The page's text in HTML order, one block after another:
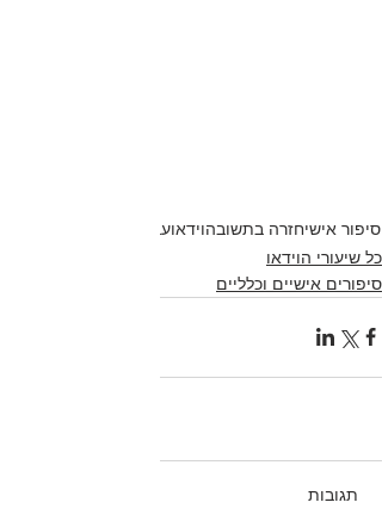
סיפור אישיחזרה בתשובהוידאועבודת השם
כל שיעורי הוידאו
סיפורים אישיים וכלליים
תגובות